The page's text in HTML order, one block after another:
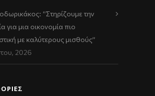
“Στηρίζουμε την
για μια οικονομία πιο
με καλύτερους μισθούς”
2026